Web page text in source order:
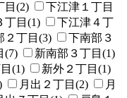
目(2)
下江津１丁目
丁目(1)
下江津４丁
２丁目(3)
下南部３
(7)
新南部３丁目(1)
(1)
新外２丁目(1)
月出２丁目(2)
月